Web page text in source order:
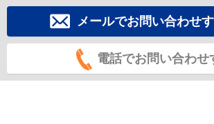
メールでお問い合わせ
電話でお問い合わせ